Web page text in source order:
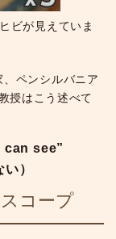
ビが見えていま
ペンシルバニア
授はこう述べて
see”
）
コープ